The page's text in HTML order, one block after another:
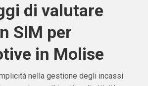
di valutare
SIM per
in Molise
nella gestione degli incassi